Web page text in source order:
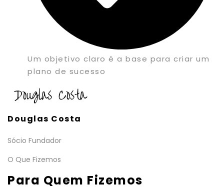
Um objetivo claro é a base para criar um
plano de sucesso
Douglas Costa
Sócio Fundador
O Que Fizemos
Para Quem Fizemos